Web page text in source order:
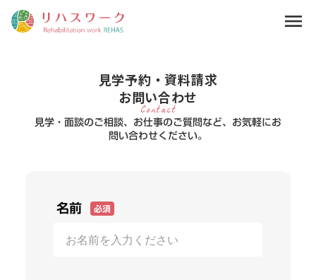
見学予約・資料請求
お問い合わせ
Contact
見学・面談のご相談、お仕事のご質問など、お気軽にお
問い合わせください。
menu
名前 必須